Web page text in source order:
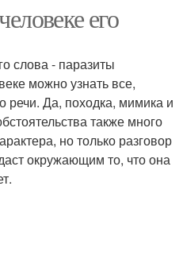
его
слова - паразиты
можно узнать все,
речи. Да, походка, мимика и
также много
но только разговор
окружающим то, что она